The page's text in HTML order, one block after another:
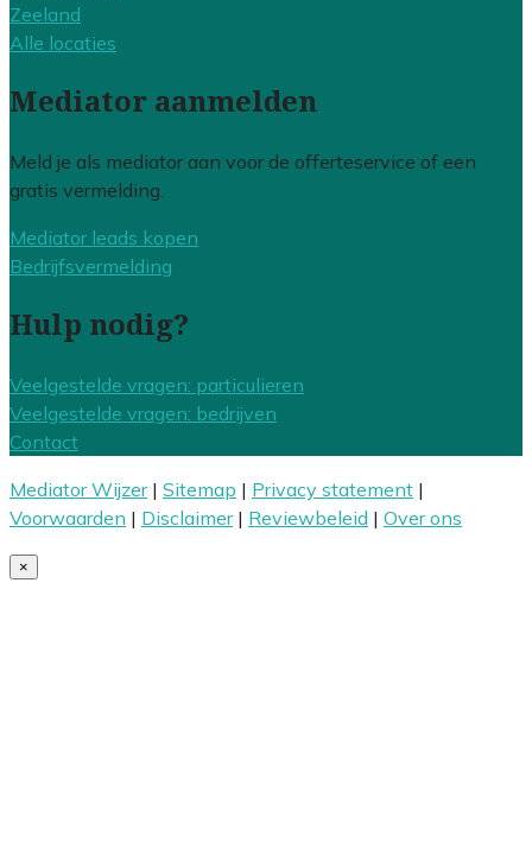
Zeeland
Alle locaties
Mediator aanmelden
Meld je als mediator aan voor de offerteservice of een
gratis vermelding.
Mediator leads kopen
Bedrijfsvermelding
Hulp nodig?
Veelgestelde vragen: particulieren
Veelgestelde vragen: bedrijven
Contact
Mediator Wijzer| Sitemap | Privacy statement |
Voorwaarden | Disclaimer| Reviewbeleid | Over ons
×